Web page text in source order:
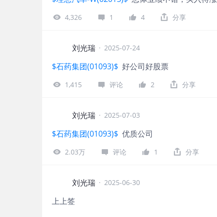
4,326 1 4 分享
刘光瑞 · 2025-07-24
$石药集团(01093)$ 好公司好股票
1,415 评论 2 分享
刘光瑞 · 2025-07-03
$石药集团(01093)$ 优质公司
2.03万 评论 1 分享
刘光瑞 · 2025-06-30
上上签